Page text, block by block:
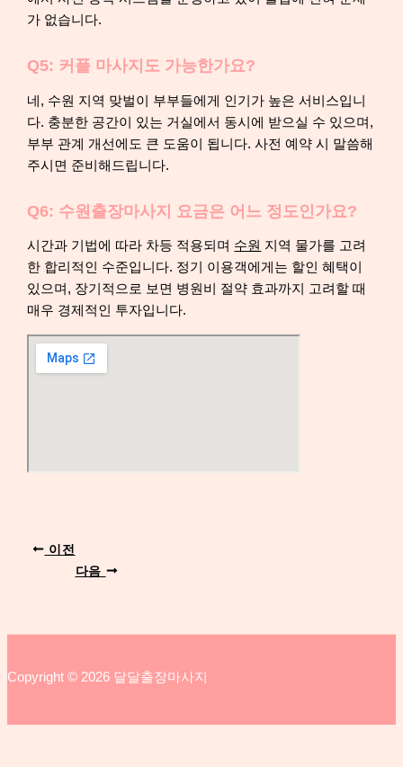
가 없습니다.
Q5: 커플 마사지도 가능한가요?
네, 수원 지역 맞벌이 부부들에게 인기가 높은 서비스입니
다. 충분한 공간이 있는 거실에서 동시에 받으실 수 있으며,
부부 관계 개선에도 큰 도움이 됩니다. 사전 예약 시 말씀해
주시면 준비해드립니다.
Q6: 수원출장마사지 요금은 어느 정도인가요?
시간과 기법에 따라 차등 적용되며 수원 지역 물가를 고려
한 합리적인 수준입니다. 정기 이용객에게는 할인 혜택이
있으며, 장기적으로 보면 병원비 절약 효과까지 고려할 때
매우 경제적인 투자입니다.
이전
다음
Copyright © 2026 달달출장마사지